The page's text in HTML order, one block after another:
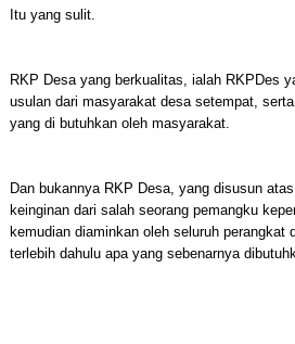
Itu yang sulit.
RKP Desa yang berkualitas, ialah RKPDes
usulan dari masyarakat desa setempat,
yang di butuhkan oleh masyarakat.
Dan bukannya RKP Desa, yang disusun
keinginan dari salah seorang pemangku
kemudian diaminkan oleh seluruh perangkat
terlebih dahulu apa yang sebenarnya